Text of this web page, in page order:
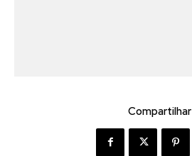
Compartilhar